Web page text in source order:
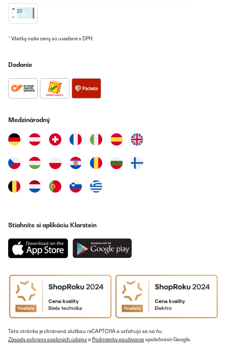
* Všetky naše ceny sú uvedené s DPH.
Dodanie
Medzinárodný
Stiahnite si aplikáciu Klarstein
Táto stránka je chránená službou reCAPTCHA a vzťahujú sa na ňu
Zásady ochrany osobných údajova Podmienky používania spoločnosti Google.